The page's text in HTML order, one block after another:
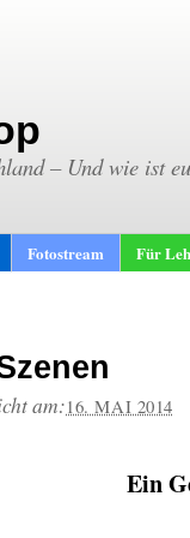
– Und wie ist
Fotostream Für
am:16. MAI 2014
Ein